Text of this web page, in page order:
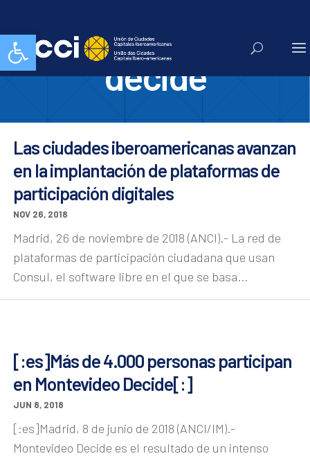
Abrir barra de herramientas
montevideo
decide
Las ciudades iberoamericanas avanzan
en la implantación de plataformas de
participación digitales
NOV 26, 2018
Madrid, 26 de noviembre de 2018 (ANCI).- La red de
plataformas de participación ciudadana que usan
Consul, el software libre en el que se basa...
[:es]Más de 4.000 personas participan
en Montevideo Decide[:]
JUN 8, 2018
[:es]Madrid, 8 de junio de 2018 (ANCI/IM).-
Montevideo Decide es el resultado de un intenso